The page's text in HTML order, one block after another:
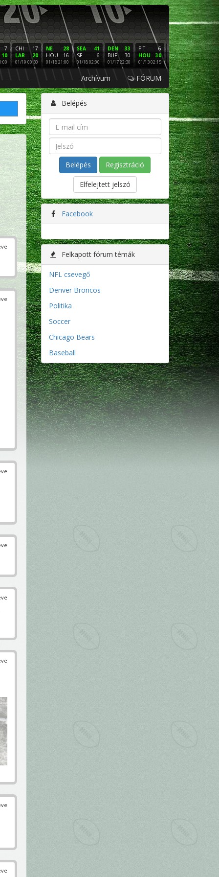
7
10
17
CHI
20
LAR
01/19 00:30
28
NE
16
HOU
01/18 21:00
41
SEA
6
SF
01/18 02:00
33
DEN
30
BUF
01/17 22:30
6
PIT
30
HOU
01/13 02:15
16
NE
3
LAC
01/12 02:00
PHI
SF
01/11
Archívum FÓRUM
Belépés
Regisztráció
Elfelejtett jelszó
Facebook
Felkapott fórum témák
NFL csevegő
Denver Broncos
Politika
Soccer
Chicago Bears
Baseball